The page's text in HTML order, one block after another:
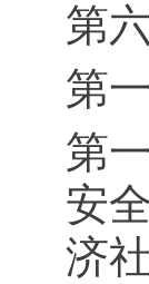
第
第
第
安
济